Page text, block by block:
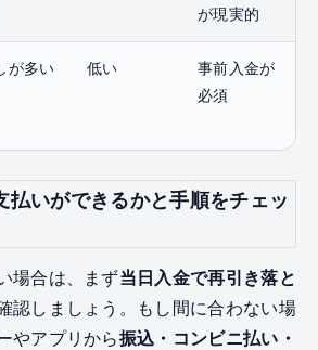
が現実的
が多い 低い
事前入金が
必須
払いができるかと手順をチェッ
場合は、まず当日入金で再引き落と
認しましょう。もし間に合わない場
やアプリから振込・コンビニ払い・